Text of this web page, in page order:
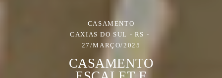
CASAMENTO
CAXIAS DO SUL - RS
27/MARÇO/2025
CASAMENTO